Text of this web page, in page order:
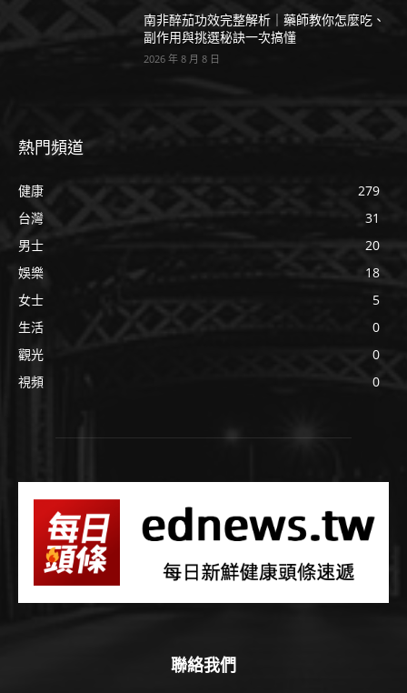
南非醉茄功效完整解析｜藥師教你怎麼吃、
副作用與挑選秘訣一次搞懂
2026 年 8 月 8 日
熱門頻道
健康
279
台灣
31
男士
20
娛樂
18
女士
5
生活
0
觀光
0
視頻
0
聯絡我們